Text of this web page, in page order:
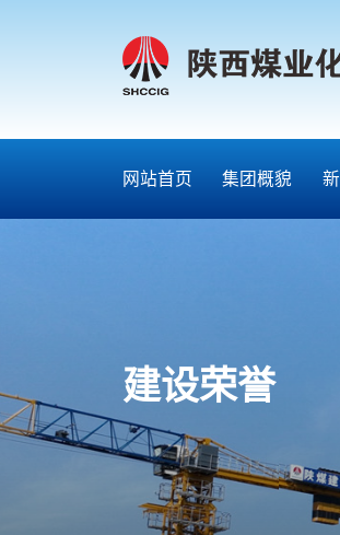
网站首页 集团概貌
建设荣誉